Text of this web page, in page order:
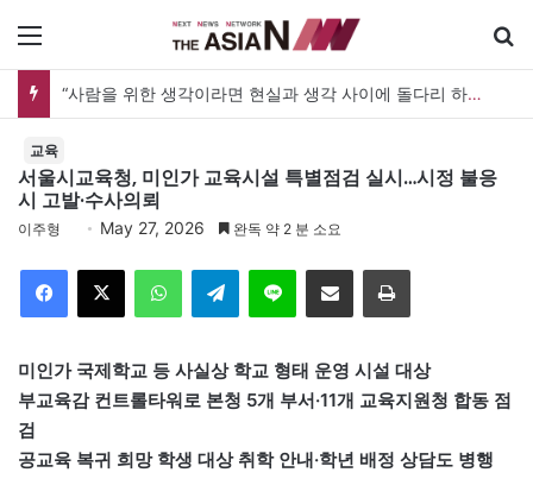
메뉴
“사람을 위한 생각이라면 현실과 생각 사이에 돌다리 하나는 놓아야 하지 않을까”
교육
서울시교육청, 미인가 교육시설 특별점검 실시…시정 불응
시 고발·수사의뢰
이주형 May 27, 2026 완독 약 2 분 소요
Facebook
X WhatsAppTelegramLine 이메일 인쇄
미인가 국제학교 등 사실상 학교 형태 운영 시설 대상
부교육감 컨트롤타워로 본청 5개 부서·11개 교육지원청 합동 점
검
공교육 복귀 희망 학생 대상 취학 안내·학년 배정 상담도 병행